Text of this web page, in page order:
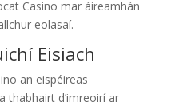
Casino mar áireamhán
eolasaí.
Eisiach
an eispéireas
thabhairt d’imreoirí ar